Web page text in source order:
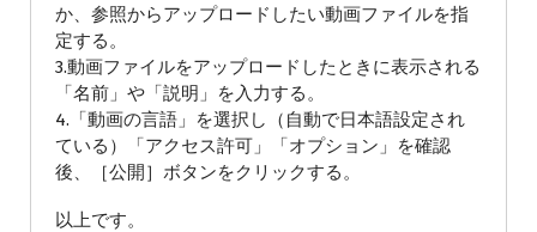
か、参照からアップロードしたい動画ファイルを指
定する。
3.動画ファイルをアップロードしたときに表示される
「名前」や「説明」を入力する。
4.「動画の言語」を選択し（自動で日本語設定され
ている）「アクセス許可」「オプション」を確認
後、［公開］ボタンをクリックする。
以上です。